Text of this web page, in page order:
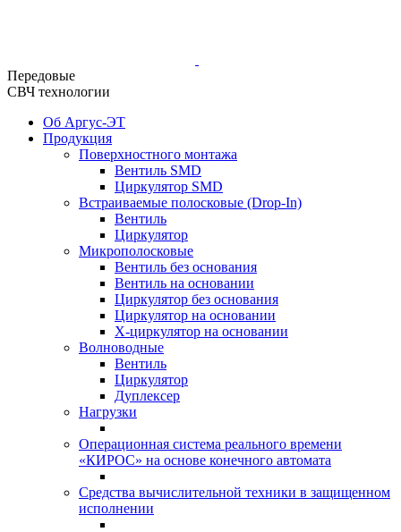
Передовые
СВЧ технологии
Об Аргус-ЭТ
Продукция
Поверхностного монтажа
Вентиль SMD
Циркулятор SMD
Встраиваемые полосковые (Drop-In)
Вентиль
Циркулятор
Микрополосковые
Вентиль без основания
Вентиль на основании
Циркулятор без основания
Циркулятор на основании
Х-циркулятор на основании
Волноводные
Вентиль
Циркулятор
Дуплексер
Нагрузки
Операционная система реального времени
«КИРОС» на основе конечного автомата
Средства вычислительной техники в защищенном
исполнении